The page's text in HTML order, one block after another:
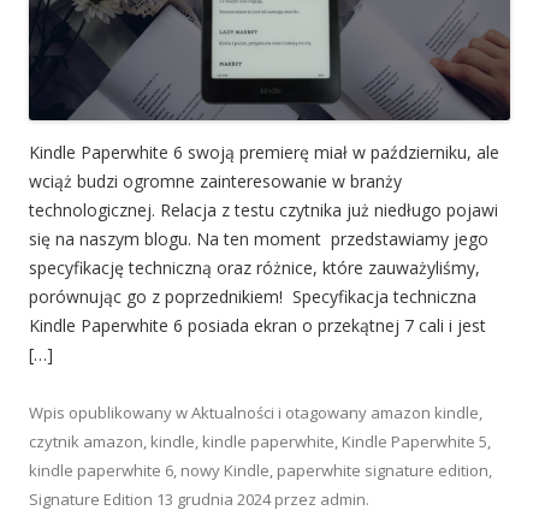
Kindle Paperwhite 6 swoją premierę miał w październiku, ale
wciąż budzi ogromne zainteresowanie w branży
technologicznej. Relacja z testu czytnika już niedługo pojawi
się na naszym blogu. Na ten moment przedstawiamy jego
specyfikację techniczną oraz różnice, które zauważyliśmy,
porównując go z poprzednikiem! Specyfikacja techniczna
Kindle Paperwhite 6 posiada ekran o przekątnej 7 cali i jest
[…]
Wpis opublikowany wAktualności i otagowany amazon kindle,
czytnik amazon, kindle, kindle paperwhite, Kindle Paperwhite 5,
kindle paperwhite 6, nowy Kindle, paperwhite signature edition,
Signature Edition 13 grudnia 2024przez admin.